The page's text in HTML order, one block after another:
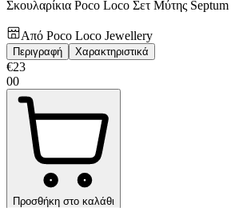
Σκουλαρίκια Poco Loco Σετ Μύτης Septum
Από Poco Loco Jewellery
Περιγραφή Χαρακτηριστικά
€23
00
Προσθήκη στο καλάθι